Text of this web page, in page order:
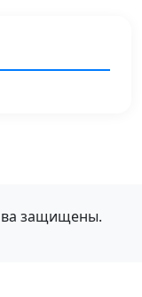
защищены.